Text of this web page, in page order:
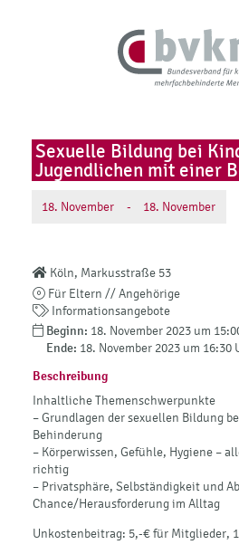
Sexuelle Bildung bei
Jugendlichen mit einer
18. November - 18. November
Köln, Markusstraße 53
Für Eltern // Angehörige
Informationsangebote
Beginn: 18. November 2023 um
Ende: 18. November 2023 um 16:30
Beschreibung
Inhaltliche Themenschwerpunkte
– Grundlagen der sexuellen Bildung
Behinderung
– Körperwissen, Gefühle, Hygiene –
richtig
– Privatsphäre, Selbständigkeit und
Chance/Herausforderung im Alltag
Unkostenbeitrag: 5,-€ für Mitglieder,